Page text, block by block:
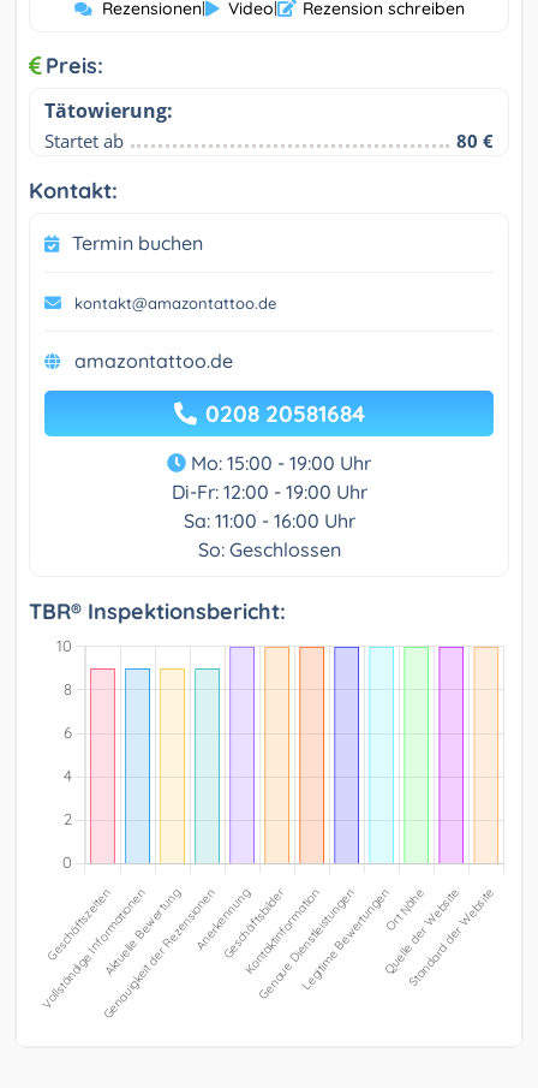
Rezensionen| Video| Rezension schreiben
Preis:
Tätowierung:
Startet ab 80 €
Kontakt:
Termin buchen
kontakt@amazontattoo.de
amazontattoo.de
0208 20581684
Mo: 15:00 - 19:00 Uhr
Di-Fr: 12:00 - 19:00 Uhr
Sa: 11:00 - 16:00 Uhr
So: Geschlossen
TBR® Inspektionsbericht: